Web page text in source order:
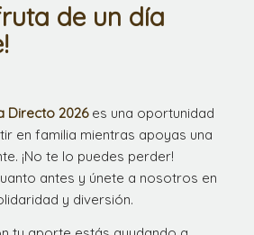
de un día
Directo 2026es una oportunidad
en familia mientras apoyas una
¡No te lo puedes perder!
antes y únete a nosotros en
y diversión.